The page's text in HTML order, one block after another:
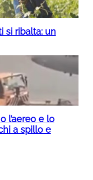
si ribalta: un
l’aereo e lo
a spillo e